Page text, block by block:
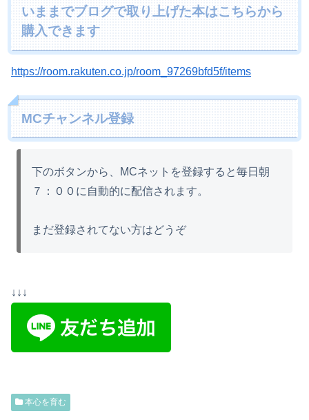
いままでブログで取り上げた本はこちらから
購入できます
https://room.rakuten.co.jp/room_97269bfd5f/items
MCチャンネル登録
下のボタンから、MCネットを登録すると毎日朝
７：００に自動的に配信されます。
まだ登録されてない方はどうぞ
↓↓↓
本心を育む